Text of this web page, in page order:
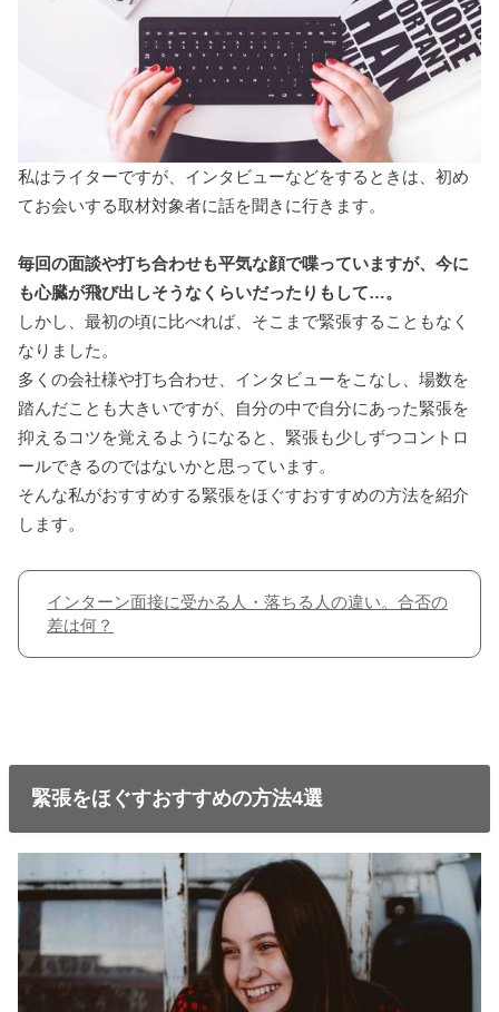
私はライターですが、インタビューなどをするときは、初め
てお会いする取材対象者に話を聞きに行きます。
毎回の面談や打ち合わせも平気な顔で喋っていますが、今に
も心臓が飛び出しそうなくらいだったりもして…。
しかし、最初の頃に比べれば、そこまで緊張することもなく
なりました。
多くの会社様や打ち合わせ、インタビューをこなし、場数を
踏んだことも大きいですが、自分の中で自分にあった緊張を
抑えるコツを覚えるようになると、緊張も少しずつコントロ
ールできるのではないかと思っています。
そんな私がおすすめする緊張をほぐすおすすめの方法を紹介
します。
インターン面接に受かる人・落ちる人の違い。合否の
差は何？
緊張をほぐすおすすめの方法4選